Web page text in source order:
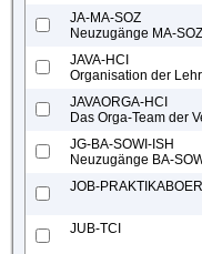
JA-MA-SOZ
Neuzugänge MA-SOZ
JAVA-HCI
Organisation der
JAVAORGA-HCI
Das Orga-Team der
JG-BA-SOWI-ISH
Neuzugänge BA-
JOB-
JUB-TCI